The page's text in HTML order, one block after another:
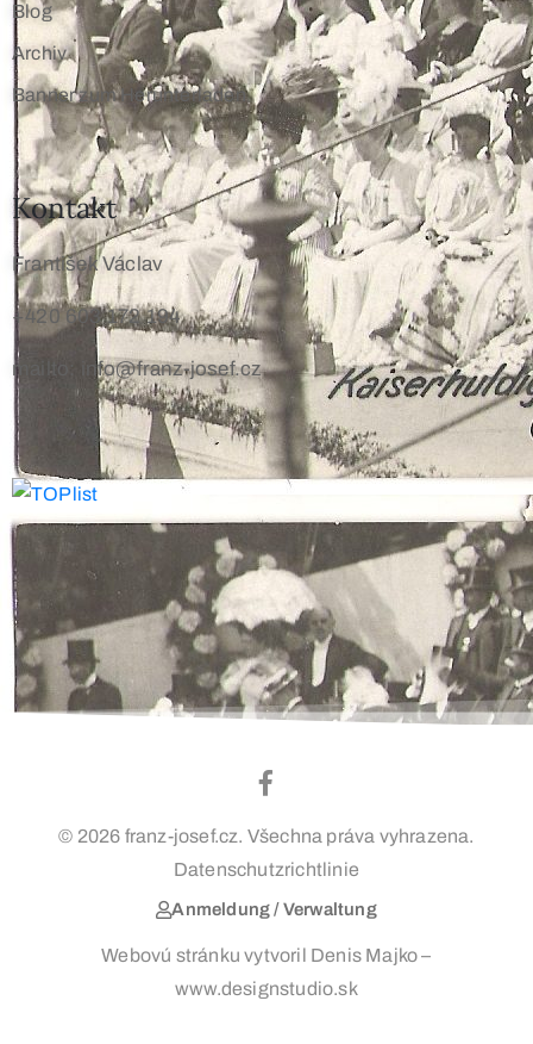
Blog
Archiv
Banner zum Herunterladen
Kontakt
František Václav
+420 603 172 194
mailto: info@franz-josef.cz
© 2026 franz-josef.cz. Všechna práva vyhrazena.
Datenschutzrichtlinie
Anmeldung / Verwaltung
Webovú stránku vytvoril Denis Majko –
www.designstudio.sk